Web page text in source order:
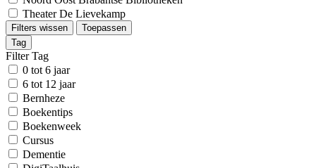
Theater De Lievekamp
Filters wissen
Toepassen
Tag
Filter Tag
0 tot 6 jaar
6 tot 12 jaar
Bernheze
Boekentips
Boekenweek
Cursus
Dementie